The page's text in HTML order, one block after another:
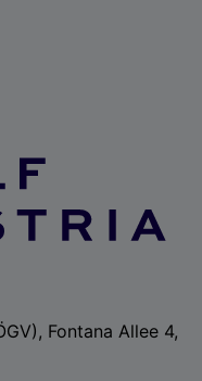
Fontana Allee 4,